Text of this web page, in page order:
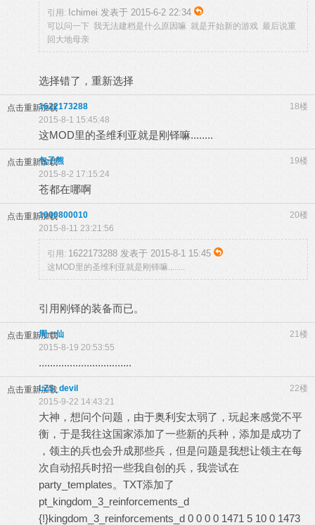
引用: Ichimei 发表于 2015-6-2 22:34
可以问一下 我无法建档是什么原因嘛 就是开始新的游戏 最后说重
回大地母亲
选择错了，重新选择
点击重新加载 18楼
1622173288
2015-8-1 15:45:48
这MOD里的圣维利亚就是刚铎嘛........
点击重新加载 19楼
包子熊
2015-8-2 17:15:24
苍都在哪啊
点击重新加载 20楼
1000800010
2015-8-11 23:21:56
引用: 1622173288 发表于 2015-8-1 15:45
这MOD里的圣维利亚就是刚铎嘛........
引用刚铎的装备而已。
点击重新加载 21楼
周一仙
2015-8-19 20:53:55
.................................
点击重新加载 22楼
LZS_devil
2015-9-22 14:43:21
大神，想问个问题，由于奥利安太弱了，玩起来感觉不平
衡，于是我往这国家添加了一些新的兵种，添加是成功了
，领主的兵也会升成那些兵，但是问题是我想让领主在每
次自动招兵时招一些我自创的兵，我尝试在
party_templates。TXT添加了
pt_kingdom_3_reinforcements_d
{!}kingdom_3_reinforcements_d 0 0 0 0 1471 5 10 0 1473